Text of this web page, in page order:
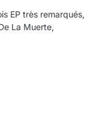
EP très remarqués,
La Muerte,